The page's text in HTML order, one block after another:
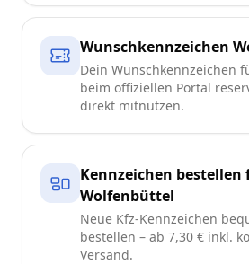
Wunschkennzeichen
Dein Wunschkennzeichen
beim offiziellen Portal
direkt mitnutzen.
Kennzeichen bestellen
Wolfenbüttel
Neue Kfz-Kennzeichen
bestellen – ab 7,30 € inkl.
Versand.